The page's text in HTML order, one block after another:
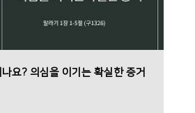
요? 의심을 이기는 확실한 증거